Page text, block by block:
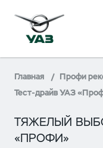
Главная Профи
Тест-драйв УАЗ
ТЯЖЕЛЫЙ
«ПРОФИ»